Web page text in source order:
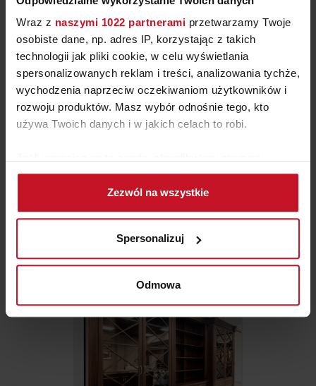
Wraz z naszymi 1022 partnerami przetwarzamy Twoje
osobiste dane, np. adres IP, korzystając z takich
technologii jak pliki cookie, w celu wyświetlania
spersonalizowanych reklam i treści, analizowania tychże,
wychodzenia naprzeciw oczekiwaniom użytkowników i
rozwoju produktów. Masz wybór odnośnie tego, kto
używa Twoich danych i w jakich celach to robi.
Gromadzić dane dotyczące Twojej lokalizacji
geograficznej z dokładnością nawet do kilku metrów
Identyfikować Twoje urządzenie, aktywnie
(fingerprinting, czyli wirtualny odcisk palca)
Dowiedz się więcej odnośnie tego, jak Twoje osobiste
dane są przetwarzane oraz ustaw własne preferencje w
zmienić lub wycofać swoją zgodę w dowolnej chwili.
Wykorzystujemy pliki cookie do spersonalizowania treści
i reklam, aby oferować funkcje społecznościowe i
analizować ruch w naszej witrynie. Informacje o tym, jak
Zezwól na wszystkie
Spersonalizuj
Odmowa
KUCHNIA MALAGA
ZAPYTAJ O CENĘ W SALONIE